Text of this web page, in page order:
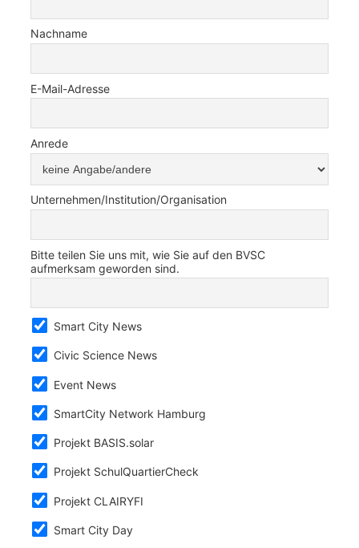
Nachname
E-Mail-Adresse
Anrede
Unternehmen/Institution/Organisation
Bitte teilen Sie uns mit, wie Sie auf den BVSC
aufmerksam geworden sind.
Smart City News
Civic Science News
Event News
SmartCity Network Hamburg
Projekt BASIS.solar
Projekt SchulQuartierCheck
Projekt CLAIRYFI
Smart City Day